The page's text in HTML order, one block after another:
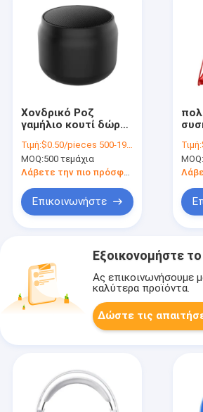
Χονδρικό Ροζ
γαμήλιο κουτί δώρο
χαρτοσακούλα για
πάρτι γενεθλίων
Τιμή:$0.50/pieces 500-1999 pieces
MOQ:500 τεμάχια
Λάβετε την πιο πρόσφατη τιμή
Επικοινωνήστε
Τιμή:
MOQ:
Εξοικονομήστε
Ας επικοινωνήσουμε
καλύτερα προϊόντα.
Δώστε τις